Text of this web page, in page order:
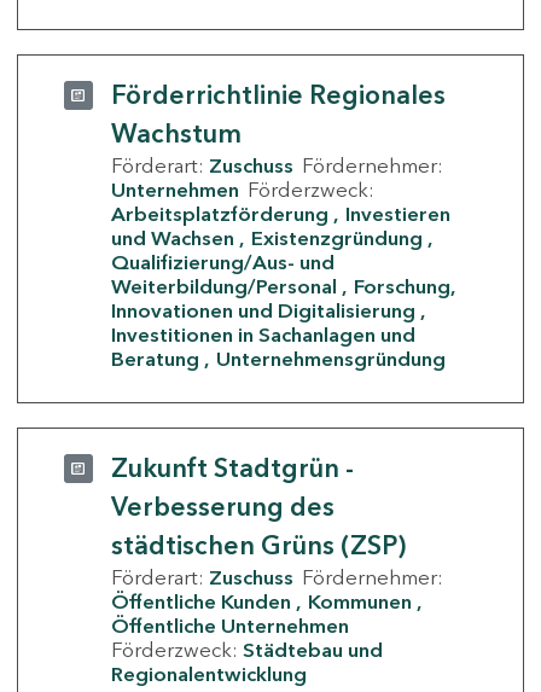
Förderrichtlinie Regionales
Wachstum
Förderart: Zuschuss Fördernehmer:
Unternehmen Förderzweck:
Arbeitsplatzförderung
Investieren
und Wachsen
Existenzgründung
Qualifizierung/Aus- und
Weiterbildung/Personal
Forschung,
Innovationen und Digitalisierung
Investitionen in Sachanlagen und
Beratung
Unternehmensgründung
Zukunft Stadtgrün -
Verbesserung des
städtischen Grüns (ZSP)
Förderart: Zuschuss Fördernehmer:
Öffentliche Kunden
Kommunen
Öffentliche Unternehmen
Förderzweck: Städtebau und
Regionalentwicklung